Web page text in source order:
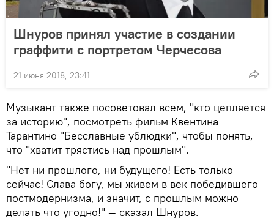
Шнуров принял участие в создании
граффити с портретом Черчесова
21 июня 2018, 23:41
Музыкант также посоветовал всем, "кто цепляется
за историю", посмотреть фильм Квентина
Тарантино "Бесславные ублюдки", чтобы понять,
что "хватит трястись над прошлым".
"Нет ни прошлого, ни будущего! Есть только
сейчас! Слава богу, мы живем в век победившего
постмодернизма, и значит, с прошлым можно
делать что угодно!" — сказал Шнуров.